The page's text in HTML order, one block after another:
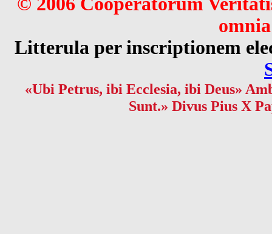
Litterula per inscriptionem
«Ubi Petrus, ibi Ecclesia, ibi Deus»
Sunt.» Divus Pius X